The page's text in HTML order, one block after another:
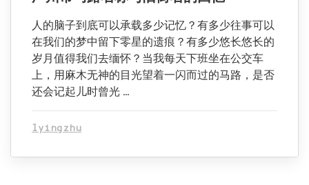
人的脑子到底可以承载多少记忆？有多少往事可以
在我们的梦中留下零星的遗痕？有多少悠长悠长的
岁月值得我们去缅怀？当我每天下班坐在公交车
上，用麻木无神的目光望着一闪而过的马路，是否
还会记起儿时曾光 …
lyingzhu